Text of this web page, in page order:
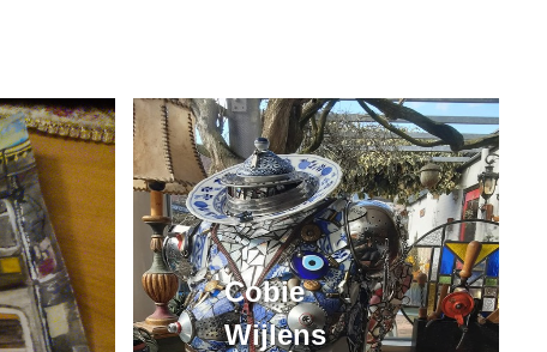
Cobie
Wijlens